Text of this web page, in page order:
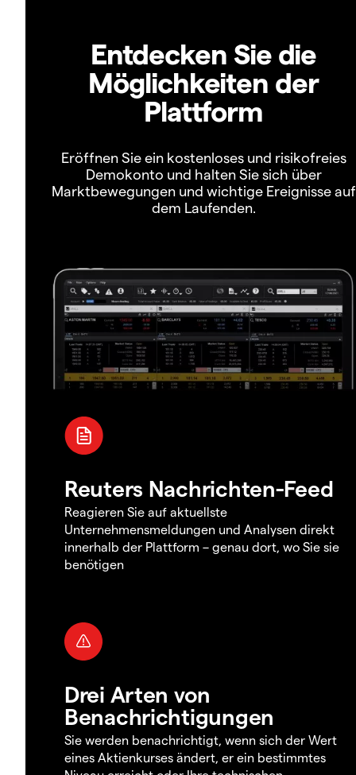
Entdecken Sie die
Möglichkeiten der
Plattform
Eröffnen Sie ein kostenloses und risikofreies
Demokonto und halten Sie sich über
Marktbewegungen und wichtige Ereignisse auf
dem Laufenden.
Reuters Nachrichten-Feed
Reagieren Sie auf aktuellste
Unternehmensmeldungen und Analysen direkt
innerhalb der Plattform – genau dort, wo Sie sie
benötigen
Drei Arten von
Benachrichtigungen
Sie werden benachrichtigt, wenn sich der Wert
eines Aktienkurses ändert, er ein bestimmtes